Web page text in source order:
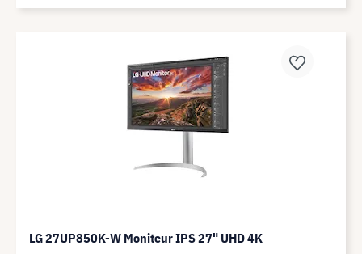
LG 27UP850K-W Moniteur IPS 27" UHD 4K